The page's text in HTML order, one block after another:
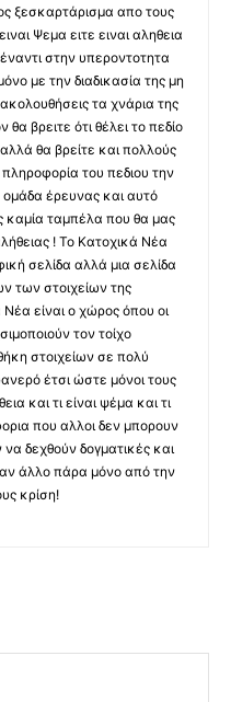
ξεσκαρτάρισμα απο τους
Ψεμα ειτε ειναι αληθεια
στην υπεροντοτητα
με την διαδικασία της μη
τα χνάρια της
βρειτε ότι θέλει το πεδίο
θα βρείτε και πολλούς
του πεδιου την
έρευνας και αυτό
καμία ταμπέλα που θα μας
! Το Κατοχικά Νέα
σελίδα αλλά μια σελίδα
των στοιχείων της
είναι ο χώρος όπου οι
τον τοίχο
στοιχείων σε πολύ
έτσι ώστε μόνοι τους
και τι είναι ψέμα και τι
που αλλοι δεν μπορουν
δεχθούν δογματικές και
άλλο πάρα μόνο από την
κρίση!